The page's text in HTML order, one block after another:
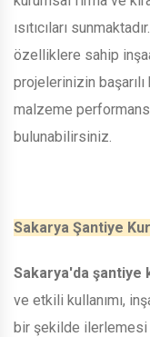
ısıtıcıları
özelliklere sahip
projelerinizin
malzeme
bulunabilirsiniz.
Sakarya Şantiye
Sakarya'da
ve etkili kullanımı,
bir şekilde ilerlemesi